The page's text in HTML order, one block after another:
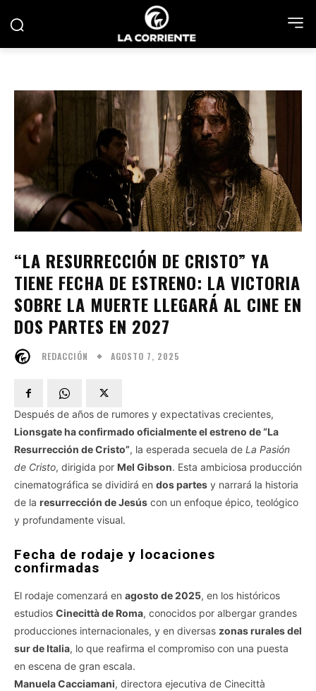
“LA RESURRECCIÓN DE CRISTO” YA
TIENE FECHA DE ESTRENO: LA VICTORIA
SOBRE LA MUERTE LLEGARÁ AL CINE EN
DOS PARTES EN 2027
REDACCIÓN AGOSTO 7, 2025
Después de años de rumores y expectativas crecientes,
Lionsgate ha confirmado oficialmente el estreno de “La
Resurrección de Cristo”, la esperada secuela de La Pasión
de Cristo, dirigida por Mel Gibson. Esta ambiciosa producción
cinematográfica se dividirá en dos partes y narrará la historia
de la resurrección de Jesús con un enfoque épico, teológico
y profundamente visual.
Fecha de rodaje y locaciones
confirmadas
El rodaje comenzará en agosto de 2025, en los históricos
estudios Cinecittà de Roma, conocidos por albergar grandes
producciones internacionales, y en diversas zonas rurales del
sur de Italia, lo que reafirma el compromiso con una puesta
en escena de gran escala.
Manuela Cacciamani, directora ejecutiva de Cinecittà